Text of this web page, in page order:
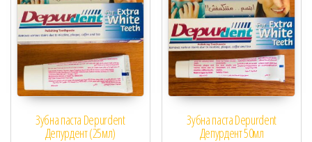
Зубна паста Depurdent
Депурдент (25мл)
Зубна паста Depurdent
Депурдент 50мл